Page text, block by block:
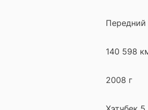
Передний
140 598
2008 г